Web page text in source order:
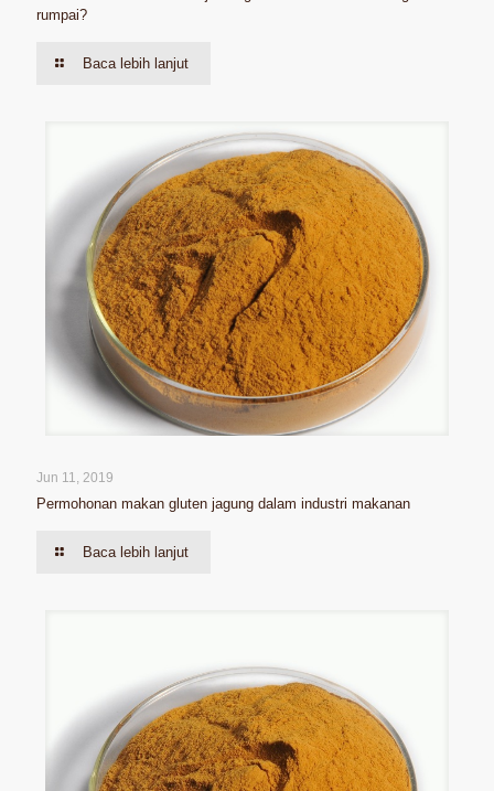
rumpai?
Baca lebih lanjut
Jun 11, 2019
Permohonan makan gluten jagung dalam industri makanan
Baca lebih lanjut